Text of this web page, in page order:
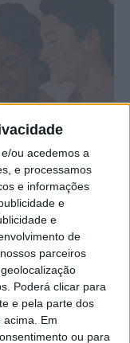
ou acedemos a
e processamos
e informações
e
e
de
parceiros
Poderá clicar para
e pela parte dos
Em
ou para
o Dia da Mulher. A